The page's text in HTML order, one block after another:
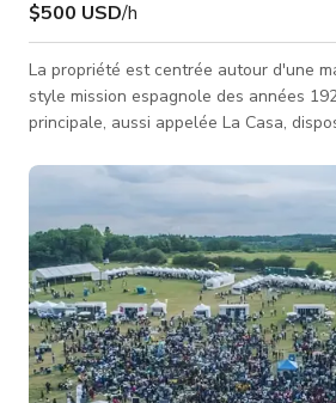
$500 USD/h
La propriété est centrée autour d'une
style mission espagnole des années
principale, aussi appelée La Casa,
fenêtre donnant sur le patio, où se
rassemblements communs. La Casa
salon douillet avec cheminée, chaise
sectionnel profond. Sur toute la
extérieurs et espaces ouv